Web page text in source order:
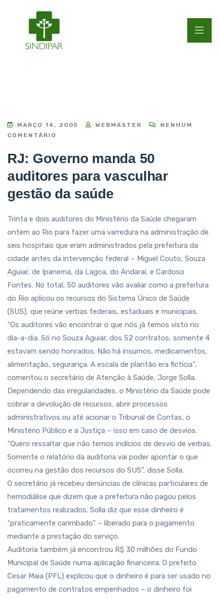
MARÇO 14, 2005 WEBMASTER
NENHUM
COMENTÁRIO
RJ: Governo manda 50
auditores para vasculhar
gestão da saúde
Trinta e dois auditores do Ministério da Saúde chegaram
ontem ao Rio para fazer uma varredura na administração de
seis hospitais que eram administrados pela prefeitura da
cidade antes da intervenção federal – Miguel Couto, Souza
Aguiar, de Ipanema, da Lagoa, do Andaraí, e Cardoso
Fontes. No total, 50 auditores vão avaliar como a prefeitura
do Rio aplicou os recursos do Sistema Único de Saúde
(SUS), que reúne verbas federais, estaduais e municipais.
“Os auditores vão encontrar o que nós já temos visto no
dia-a-dia. Só no Souza Aguiar, dos 52 contratos, somente 4
estavam sendo honrados. Não há insumos, medicamentos,
alimentação, segurança. A escala de plantão era fictícia”,
comentou o secretário de Atenção à Saúde, Jorge Solla.
Dependendo das irregularidades, o Ministério da Saúde pode
cobrar a devolução de recursos, abrir processos
administrativos ou até acionar o Tribunal de Contas, o
Ministério Público e a Justiça – isso em caso de desvios.
“Quero ressaltar que não temos indícios de desvio de verbas.
Somente o relatório da auditoria vai poder apontar o que
ocorreu na gestão dos recursos do SUS”, disse Solla.
O secretário já recebeu denúncias de clínicas particulares de
hemodiálise que dizem que a prefeitura não pagou pelos
tratamentos realizados. Solla diz que esse dinheiro é
“praticamente carimbado” – liberado para o pagamento
mediante a prestação do serviço.
Auditoria também já encontrou R$ 30 milhões do Fundo
Municipal de Saúde numa aplicação financeira. O prefeito
Cesar Maia (PFL) explicou que o dinheiro é para ser usado no
pagamento de contratos empenhados – o dinheiro foi